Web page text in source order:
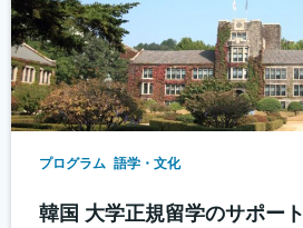
プログラム 語学・文化
韓国 大学正規留学のサポート